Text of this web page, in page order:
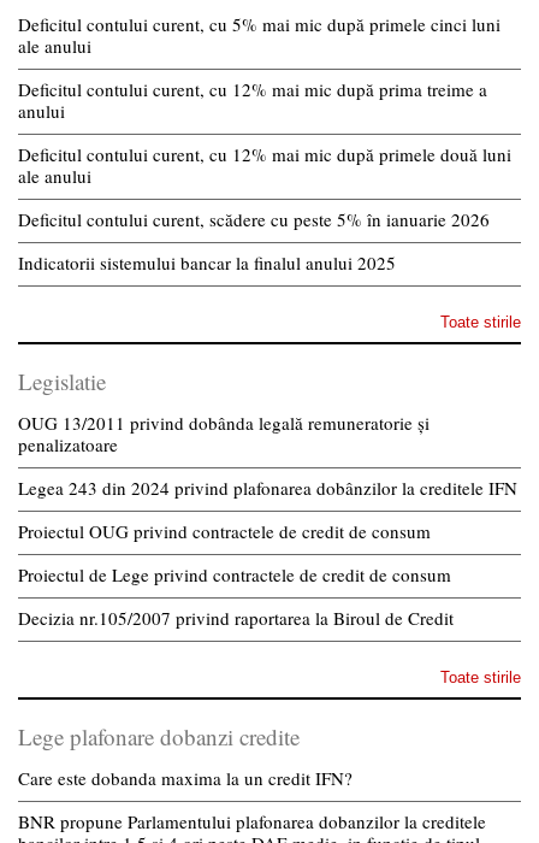
Deficitul contului curent, cu 5% mai mic după primele cinci luni
ale anului
Deficitul contului curent, cu 12% mai mic după prima treime a
anului
Deficitul contului curent, cu 12% mai mic după primele două luni
ale anului
Deficitul contului curent, scădere cu peste 5% în ianuarie 2026
Indicatorii sistemului bancar la finalul anului 2025
Toate stirile
Legislatie
OUG 13/2011 privind dobânda legală remuneratorie și
penalizatoare
Legea 243 din 2024 privind plafonarea dobânzilor la creditele IFN
Proiectul OUG privind contractele de credit de consum
Proiectul de Lege privind contractele de credit de consum
Decizia nr.105/2007 privind raportarea la Biroul de Credit
Toate stirile
Lege plafonare dobanzi credite
Care este dobanda maxima la un credit IFN?
BNR propune Parlamentului plafonarea dobanzilor la creditele